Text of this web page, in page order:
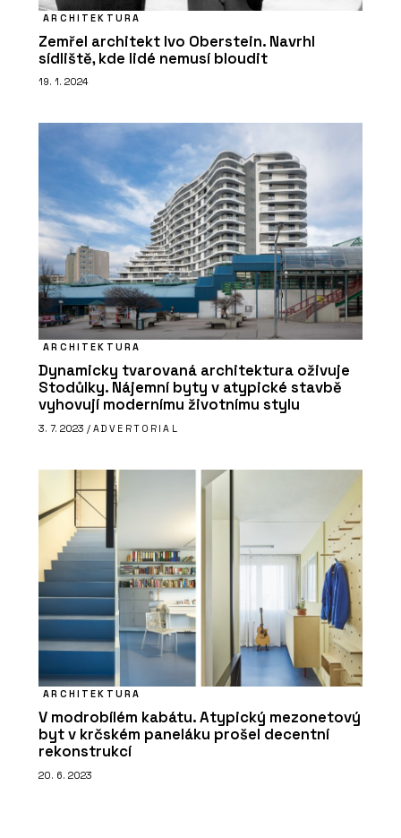
ARCHITEKTURA
Zemřel architekt Ivo Oberstein. Navrhl
sídliště, kde lidé nemusí bloudit
19. 1. 2024
ARCHITEKTURA
Dynamicky tvarovaná architektura oživuje
Stodůlky. Nájemní byty v atypické stavbě
vyhovují modernímu životnímu stylu
3. 7. 2023 / ADVERTORIAL
ARCHITEKTURA
V modrobílém kabátu. Atypický mezonetový
byt v krčském paneláku prošel decentní
rekonstrukcí
20. 6. 2023